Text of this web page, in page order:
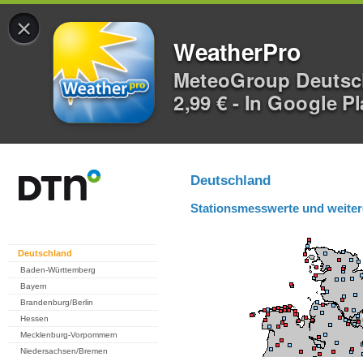
×
WeatherPro
MeteoGroup
2,99 € - In Google
Deutschland
Baden-Württemberg
Bayern
Brandenburg/Berlin
Hessen
Mecklenburg-Vorpommern
Niedersachsen/Bremen
Deutschland
Stationsmesswerte und